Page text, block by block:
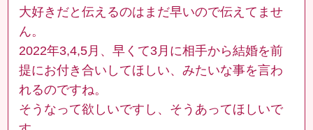
大好きだと伝えるのはまだ早いので伝えてませ
ん。
2022年3,4,5月、早くて3月に相手から結婚を前
提にお付き合いしてほしい、みたいな事を言わ
れるのですね。
そうなって欲しいですし、そうあってほしいで